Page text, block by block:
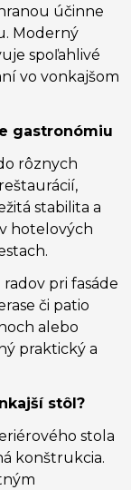
účinne
Moderný
spoľahlivé
vo vonkajšom
gastronómiu
rôznych
stabilita a
hotelových
pri fasáde
či patio
alebo
praktický a
stôl?
stola
konštrukcia.